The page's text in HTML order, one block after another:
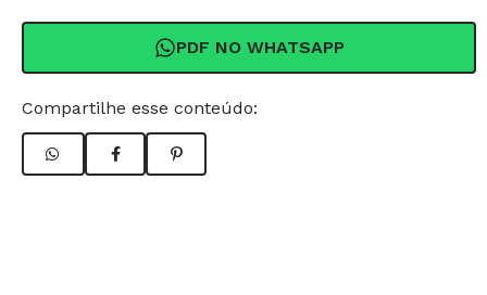
PDF NO WHATSAPP
Compartilhe esse conteúdo: